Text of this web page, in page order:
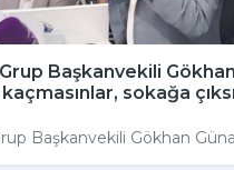
Başkanvekili
sokağa
Başkanvekili Gökhan